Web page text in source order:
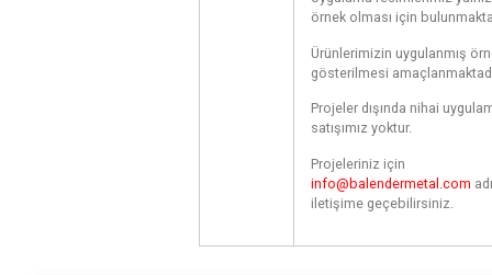
örnek olması için
Ürünlerimizin uygulanmış
gösterilmesi
Projeler dışında nihai
satışımız yoktur.
Projeleriniz için
info@balendermetal.com
iletişime geçebilirsiniz.